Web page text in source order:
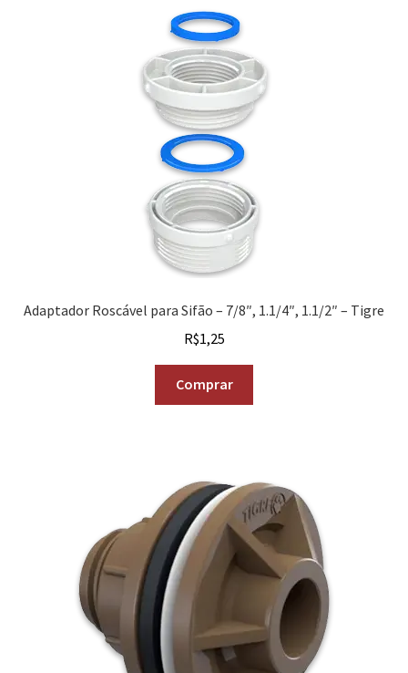
Adaptador Roscável para Sifão – 7/8″, 1.1/4″, 1.1/2″ – Tigre
R$1,25
Comprar